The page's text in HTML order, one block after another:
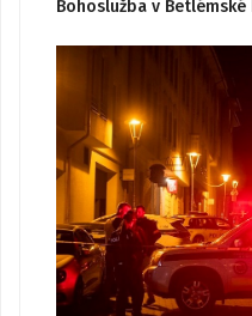
Bohoslužba v